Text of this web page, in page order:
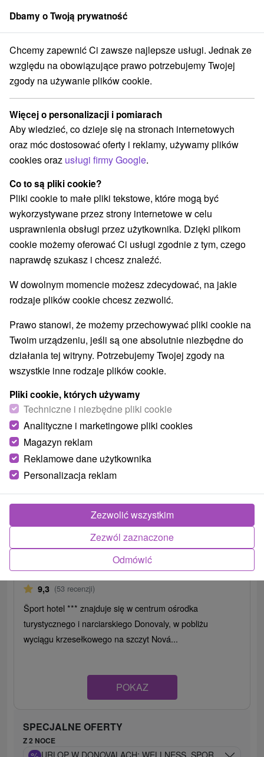
członek grupySorger
na Slovacji Stredné Slovensko Banskobystrický kraj Donovaly
Hotele na Slovacji Donovaly
Kategorie
Wszystkie kategorie
Hotele na Slovacji(2)
Hotele z basenem(1) Wellness hotele na Słowacji
Zarejestruj się za rodziny z dziećmi
Wybierz lokalizację lub datę
Najlepiej sprzedające
WSZYSTKO
/noc/osoba
Šport hotel★★★Donovaly
Donovaly
9,3 (53 recenzji)
Šport hotel *** znajduje się w centrum ośrodka
turystycznego i narciarskiego Donovaly, w pobliżu
wyciągu krzesełkowego na szczyt Nová...
POKAZ
SPECJALNE OFERTY
Z 2 NOCE
URLOP W DONOVALACH: WELLNESS, SPORT I
Dbamy o Twoją prywatność
Chcemy zapewnić Ci zawsze najlepsze usługi. Jednak ze
względu na obowiązujące prawo potrzebujemy Twojej
zgody na używanie plików cookie.
Więcej o personalizacji i pomiarach
Aby wiedzieć, co dzieje się na stronach internetowych
oraz móc dostosować oferty i reklamy, używamy plików
cookies oraz usługi firmy Google.
Co to są pliki cookie?
Pliki cookie to małe pliki tekstowe, które mogą być
wykorzystywane przez strony internetowe w celu
usprawnienia obsługi przez użytkownika. Dzięki plikom
cookie możemy oferować Ci usługi zgodnie z tym, czego
naprawdę szukasz i chcesz znaleźć.
W dowolnym momencie możesz zdecydować, na jakie
rodzaje plików cookie chcesz zezwolić.
Prawo stanowi, że możemy przechowywać pliki cookie na
Twoim urządzeniu, jeśli są one absolutnie niezbędne do
działania tej witryny. Potrzebujemy Twojej zgody na
wszystkie inne rodzaje plików cookie.
Pliki cookie, których używamy
Techniczne i niezbędne pliki cookie
Analityczne i marketingowe pliki cookies
Magazyn reklam
Reklamowe dane użytkownika
Personalizacja reklam
Odmówić
Zezwól zaznaczone
Zezwolić wszystkim